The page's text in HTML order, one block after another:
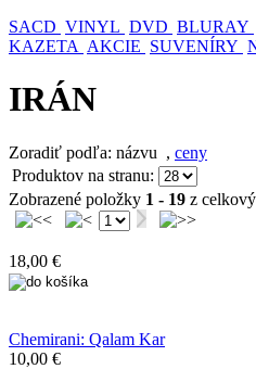
SACD VINYL DVD BLURAY
KAZETA AKCIE SUVENÍRY
IRÁN
Zoradiť podľa: názvu , ceny
Produktov na stranu:
Zobrazené položky 1 - 19 z
18,00 €
Chemirani: Qalam Kar
10,00 €